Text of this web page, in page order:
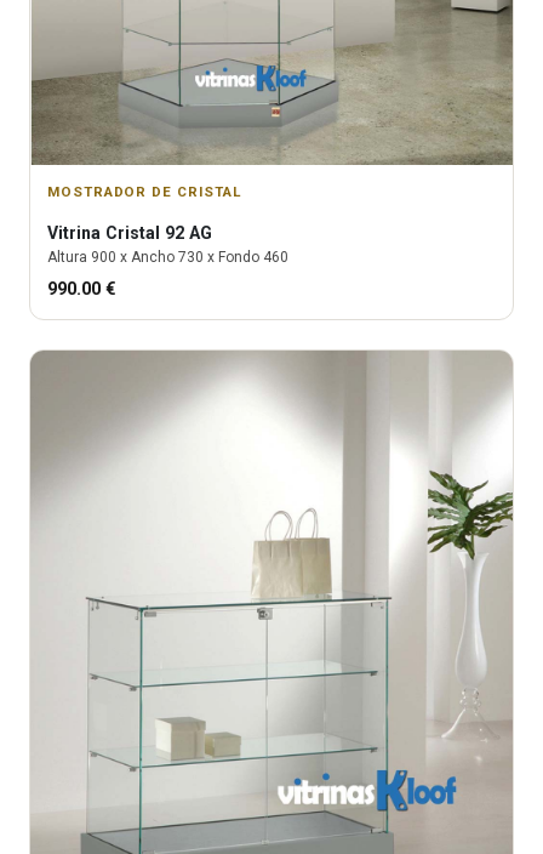
MOSTRADOR DE CRISTAL
Vitrina Cristal 92 AG
Altura 900 x Ancho 730 x Fondo 460
990.00 €